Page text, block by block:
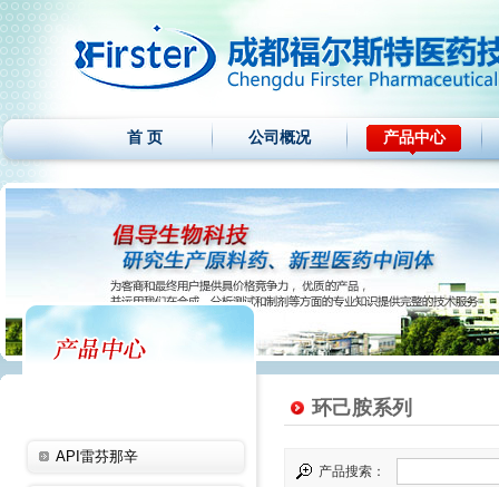
首 页 公司概况 产品中心
API雷芬那辛
环己胺系列
产品搜索：